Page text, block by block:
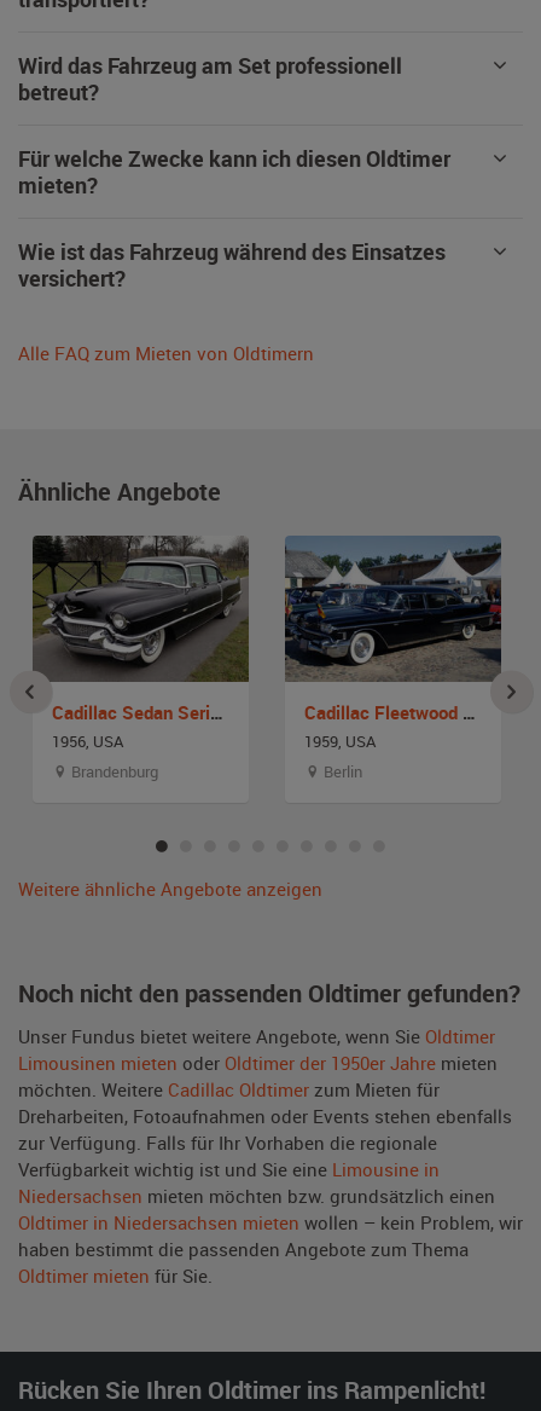
Wird das Fahrzeug am Set professionell
betreut?
Für welche Zwecke kann ich diesen Oldtimer
mieten?
Wie ist das Fahrzeug während des Einsatzes
versichert?
Alle FAQ zum Mieten von Oldtimern
Ähnliche Angebote
Cadillac Sedan Series 62
1956, USA
Brandenburg
Cadillac Fleetwood 75 Series
1959, USA
Berlin
Weitere ähnliche Angebote anzeigen
Noch nicht den passenden Oldtimer gefunden?
Unser Fundus bietet weitere Angebote, wenn Sie Oldtimer
Limousinen mieten oder Oldtimer der 1950er Jahre mieten
möchten. Weitere Cadillac Oldtimer zum Mieten für
Dreharbeiten, Fotoaufnahmen oder Events stehen ebenfalls
zur Verfügung. Falls für Ihr Vorhaben die regionale
Verfügbarkeit wichtig ist und Sie eine Limousine in
Niedersachsen mieten möchten bzw. grundsätzlich einen
Oldtimer in Niedersachsen mieten wollen – kein Problem, wir
haben bestimmt die passenden Angebote zum Thema
Oldtimer mieten für Sie.
Rücken Sie Ihren Oldtimer ins Rampenlicht!